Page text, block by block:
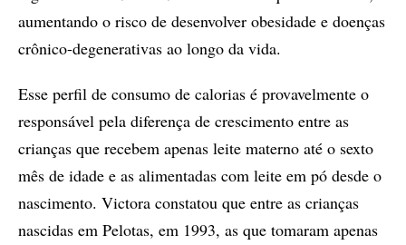
aumentando o risco de desenvolver obesidade e doenças
crônico-degenerativas ao longo da vida.
Esse perfil de consumo de calorias é provavelmente o
responsável pela diferença de crescimento entre as
crianças que recebem apenas leite materno até o sexto
mês de idade e as alimentadas com leite em pó desde o
nascimento. Victora constatou que entre as crianças
nascidas em Pelotas, em 1993, as que tomaram apenas